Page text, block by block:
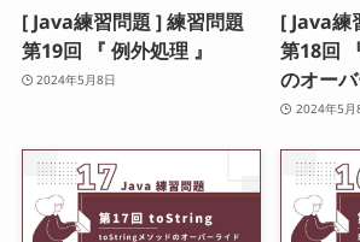
[ Java練習問題 ] 練習問題
第19回 『 例外処理 』
2024年5月8日
[ Java練
第18回
のオーバ
2024年5月